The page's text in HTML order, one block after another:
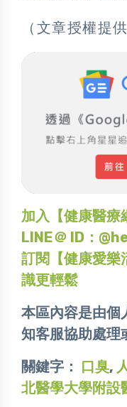
（文章授權提
加入【健康醫療
LINE＠ ID：
訂閱【健康愛樂
識更輕鬆
本區內容是由個
知客服協助處理
關鍵字： 口臭,
北醫學大學附設